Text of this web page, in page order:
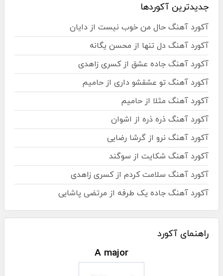
جدیدترین آکوردها
آکورد آهنگ حال من خوب نیست از دایان
آکورد آهنگ دل تنها از محسن یگانه
آکورد آهنگ جاده عشق از کسری زاهدی
آکورد آهنگ تو عشقشو داری از حامیم
آکورد آهنگ مثلا از حامیم
آکورد آهنگ ذره ذره از اشوان
آکورد آهنگ نرو از گرشا رضایی
آکورد آهنگ شکایت از سوگند
آکورد آهنگ سلامت کردم از کسری زاهدی
آکورد آهنگ جاده یک طرفه از مرتضی پاشایی
راهنمای آکورد
A major